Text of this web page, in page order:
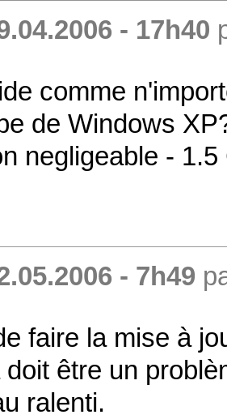
- 17h40
comme
de Windows
negligeable -
- 7h49
faire la mise à
être un
ralenti.